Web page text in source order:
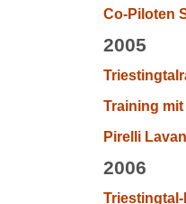
Co-Piloten
2005
Training
Pirelli
2006